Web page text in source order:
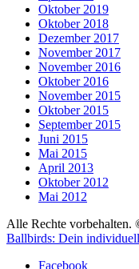
Oktober 2019
Oktober 2018
Dezember 2017
November 2017
November 2016
Oktober 2016
November 2015
Oktober 2015
September 2015
Juni 2015
Mai 2015
April 2013
Oktober 2012
Mai 2012
Alle Rechte
Ballbirds: Dein
Facebook